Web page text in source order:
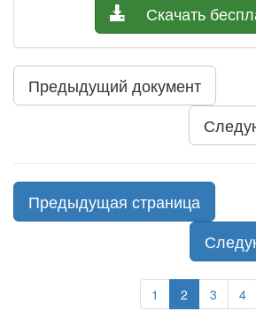
Скачать
Предыдущий документ
Предыдущая страница
1 2 3 4